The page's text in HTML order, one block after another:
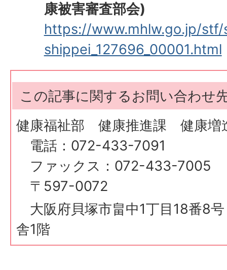
康被害審査部会)
https://www.mhlw.go.jp/
shippei_127696_00001.html
この記事に関するお問い合わせ
健康福祉部 健康推進課 健康増
電話：072-433-7091
ファックス：072-433-7005
〒597-0072
大阪府貝塚市畠中1丁目18番8
舎1階